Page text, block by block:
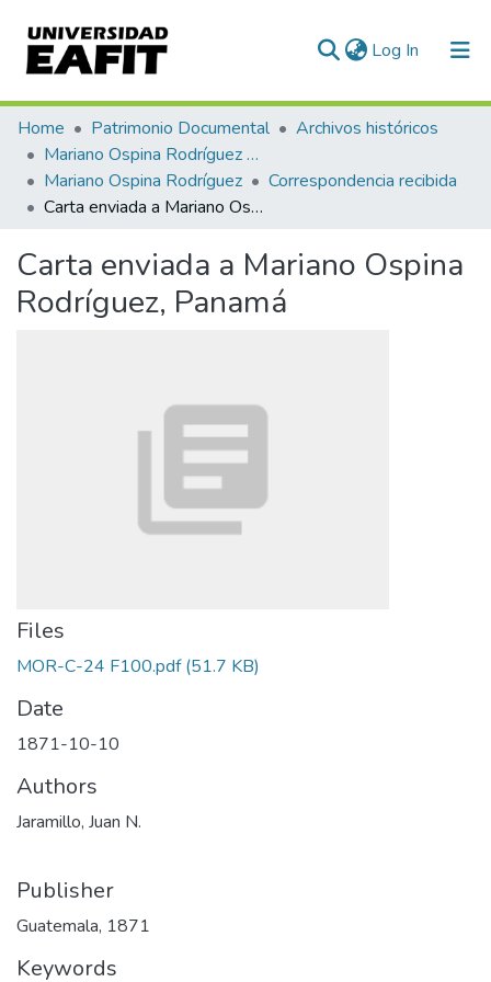
Log In (current)
Communities & Collections
All of DSpace
Statistics
Home Patrimonio Documental
Archivos históricos
Mariano Ospina Rodríguez (1826 -1912)
Mariano Ospina Rodríguez
Correspondencia recibida
Carta enviada a Mariano Ospina Rodríguez, Panamá
Carta enviada a Mariano Ospina
Rodríguez, Panamá
Files
MOR-C-24 F100.pdf(51.7 KB)
Date
1871-10-10
Authors
Jaramillo, Juan N.
Publisher
Guatemala, 1871
Keywords